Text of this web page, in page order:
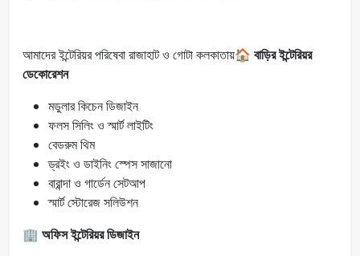
আমাদের ইন্টেরিয়র পরিষেবা রাজাহাট ও গোটা কলকাতায়🏠 বাড়ির ইন্টেরিয়র
ডেকোরেশন
মডুলার কিচেন ডিজাইন
ফলস সিলিং ও স্মার্ট লাইটিং
বেডরুম থিম
ড্রইং ও ডাইনিং স্পেস সাজানো
বারান্দা ও গার্ডেন সেটআপ
স্মার্ট স্টোরেজ সলিউশন
🏢 অফিস ইন্টেরিয়র ডিজাইন